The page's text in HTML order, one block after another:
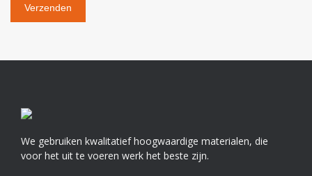
We gebruiken kwalitatief hoogwaardige materialen, die
voor het uit te voeren werk het beste zijn.